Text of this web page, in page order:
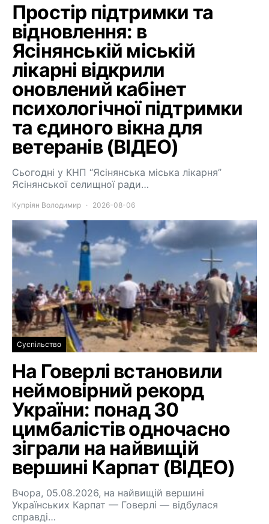
Простір підтримки та
відновлення: в
Ясінянській міській
лікарні відкрили
оновлений кабінет
психологічної підтримки
та єдиного вікна для
ветеранів (ВІДЕО)
Сьогодні у КНП “Ясінянська міська лікарня”
Ясінянської селищної ради…
Купріян Володимир 2026-08-06
Суспільство
На Говерлі встановили
неймовірний рекорд
України: понад 30
цимбалістів одночасно
зіграли на найвищій
вершині Карпат (ВІДЕО)
Вчора, 05.08.2026, на найвищій вершині
Українських Карпат — Говерлі — відбулася
справді…